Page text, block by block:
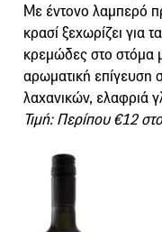
Με έντονο λαμπερό
κρασί ξεχωρίζει για
κρεμώδες στο στόμα
αρωματική επίγευση
λαχανικών, ελαφριά
Τιμή: Περίπου €12